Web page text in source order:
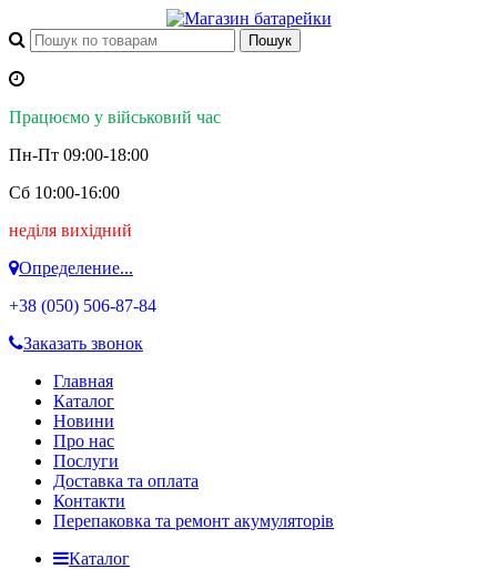
Працюємо у військовий час
Пн-Пт 09:00-18:00
Сб 10:00-16:00
неділя вихідний
Определение...
+38 (050) 506-87-84
Заказать звонок
Главная
Каталог
Новини
Про нас
Послуги
Доставка та оплата
Контакти
Перепаковка та ремонт акумуляторів
Каталог